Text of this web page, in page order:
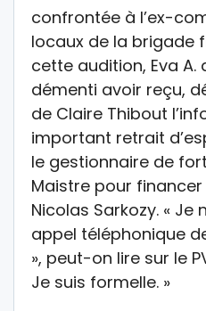
confrontée à l’ex-
locaux de la brigade
cette audition, Eva
démenti avoir reçu,
de Claire Thibout
important retrait
le gestionnaire de
Maistre pour
Nicolas Sarkozy. « Je
appel téléphonique
», peut-on lire sur le
Je suis formelle. »